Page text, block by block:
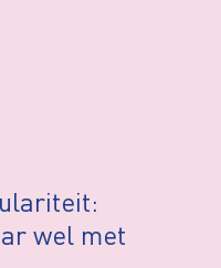
wel met